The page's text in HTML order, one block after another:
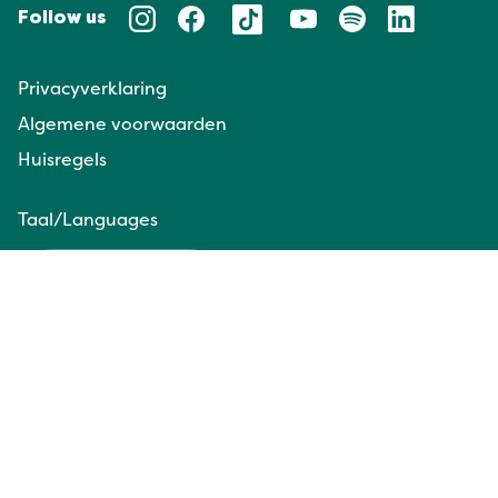
Follow us
Privacyverklaring
Algemene voorwaarden
Huisregels
Taal/Languages